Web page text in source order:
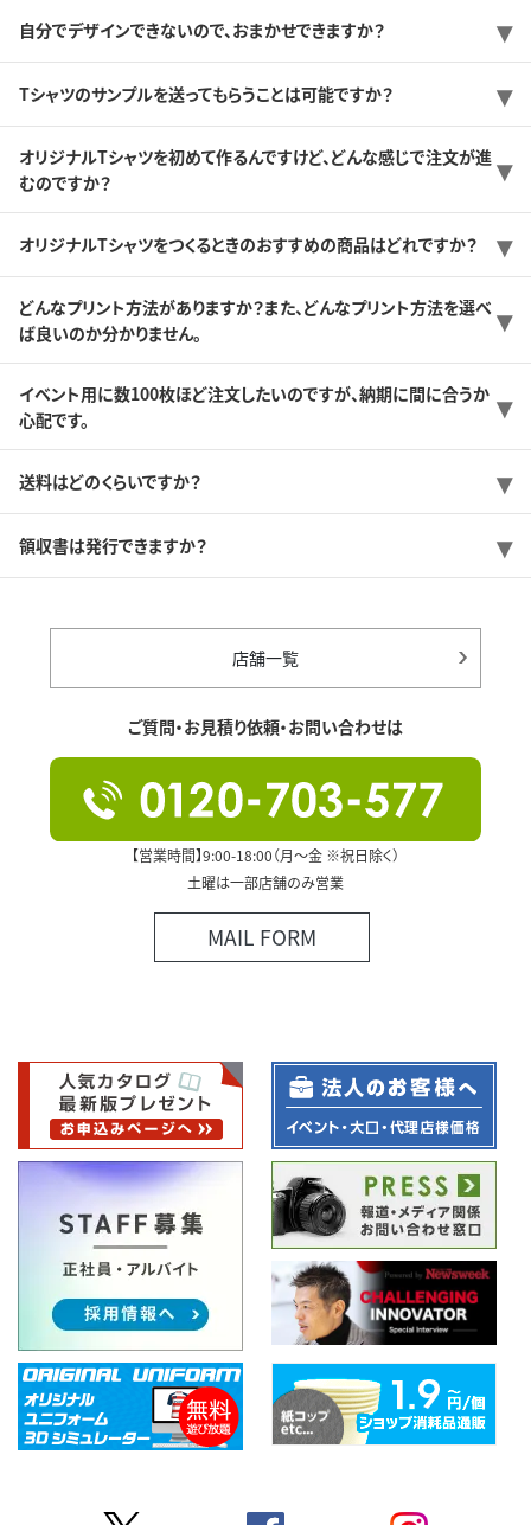
自分でデザインできないので、おまかせできますか？
Tシャツのサンプルを送ってもらうことは可能ですか？
オリジナルTシャツを初めて作るんですけど、どんな感じで注文が進
むのですか？
オリジナルTシャツをつくるときのおすすめの商品はどれですか？
どんなプリント方法がありますか？また、どんなプリント方法を選べ
ば良いのか分かりません。
イベント用に数100枚ほど注文したいのですが、納期に間に合うか
心配です。
送料はどのくらいですか？
領収書は発行できますか？
店舗一覧
ご質問・お見積り依頼・お問い合わせは
【営業時間】9:00-18:00（月～金 ※祝日除く）
土曜は一部店舗のみ営業
MAIL FORM